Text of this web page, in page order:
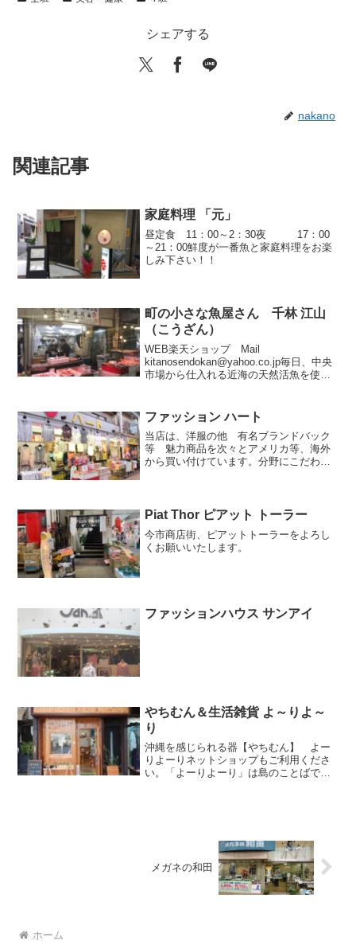
シェアする
nakano
関連記事
家庭料理 「元」
昼定食 11：00～2：30夜 17：00
～21：00鮮度が一番魚と家庭料理をお楽
しみ下さい！！
町の小さな魚屋さん 千林 江山
（こうざん）
WEB楽天ショップ Mail
kitanosendokan@yahoo.co.jp毎日、中央
市場から仕入れる近海の天然活魚を使っ
すべて炭火焼インターネットショップな
にわ...
ファッション ハート
当店は、洋服の他 有名ブランドバック
等 魅力商品を次々とアメリカ等、海外
から買い付けています。分野にこだわら
いたします。又、店内では...
Piat Thor ピアット トーラー
今市商店街、ピアットトーラーをよろし
くお願いいたします。
ファッションハウス サンアイ
やちむん＆生活雑貨 よ～りよ～
り
沖縄を感じられる器【やちむん】 よー
りよーりネットショップもご利用くださ
い。「よーりよーり」は島のことばで
メガネの和田
ホーム